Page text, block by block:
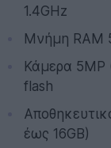
1.4GHz
Μνήμη RAM
Κάμερα 5MP
flash
έως 16GB)